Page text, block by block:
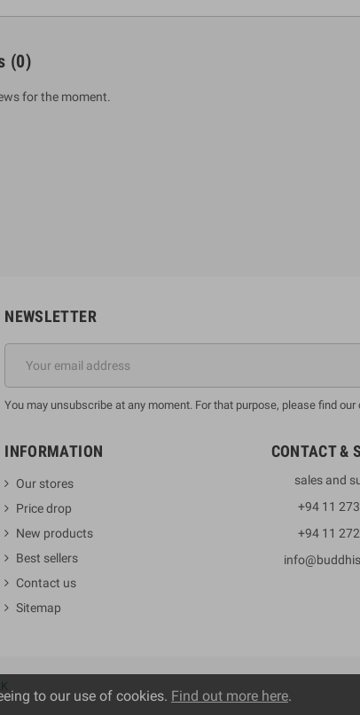
(0)
for the moment.
NEWSLETTER
You may unsubscribe at any moment. For that purpose, please find
INFORMATION
Our stores
Price drop
New products
Best sellers
Contact us
Sitemap
CONTACT &
sales and
+94 11
+94 11
to our use of cookies. Find out more here.